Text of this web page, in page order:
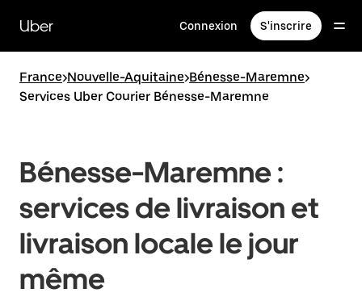
contenu
principal
Uber Connexion S'inscrire
France>Nouvelle-Aquitaine>Bénesse-Maremne>
Services Uber Courier Bénesse-Maremne
Bénesse-Maremne :
services de livraison et
livraison locale le jour
même